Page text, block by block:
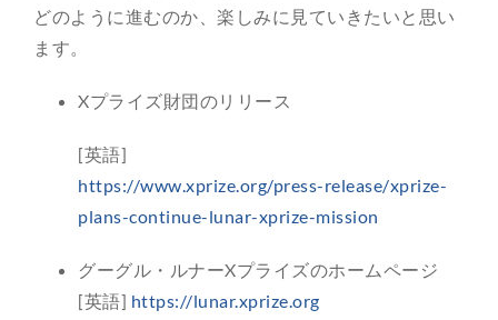
どのように進むのか、楽しみに見ていきたいと思い
ます。
Xプライズ財団のリリース
[英語]
https://www.xprize.org/press-release/xprize-
plans-continue-lunar-xprize-mission
グーグル・ルナーXプライズのホームページ
[英語] https://lunar.xprize.org